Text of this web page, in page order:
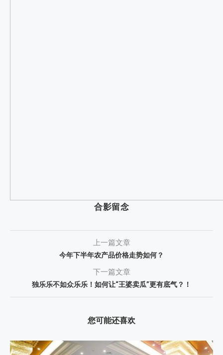
合影留念
上一篇文章
今年下半年农产品价格走势如何？
下一篇文章
独乐乐不如众乐乐！如何让“王婆卖瓜”更有底气？！
您可能还喜欢